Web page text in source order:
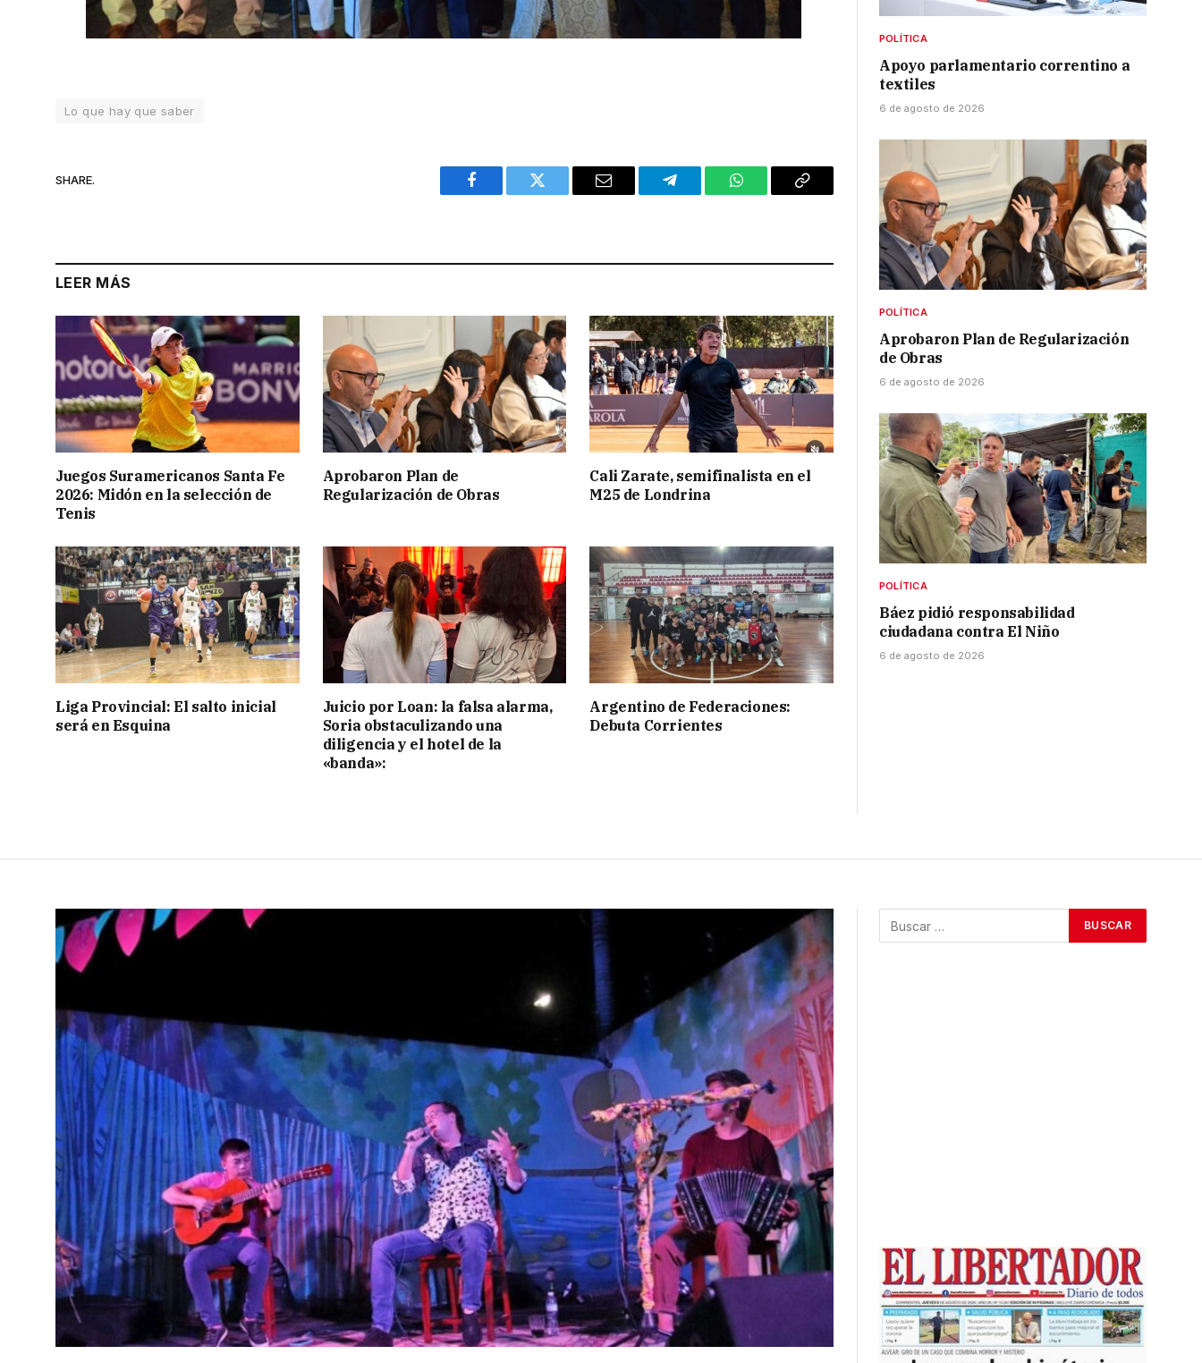
Lo que hay que saber
SHARE.
Facebook Twitter Email Telegram WhatsAppCopy
LEER MÁS
Juegos Suramericanos Santa Fe
2026: Midón en la selección de
Tenis
Aprobaron Plan de
Regularización de Obras
Cali Zarate, semifinalista en el
M25 de Londrina
Liga Provincial: El salto inicial
será en Esquina
Juicio por Loan: la falsa alarma,
Soria obstaculizando una
diligencia y el hotel de la
«banda»:
Argentino de Federaciones:
Debuta Corrientes
POLÍTICA
Apoyo parlamentario correntino a
textiles
6 de agosto de 2026
POLÍTICA
Aprobaron Plan de Regularización
de Obras
6 de agosto de 2026
POLÍTICA
Báez pidió responsabilidad
ciudadana contra El Niño
6 de agosto de 2026